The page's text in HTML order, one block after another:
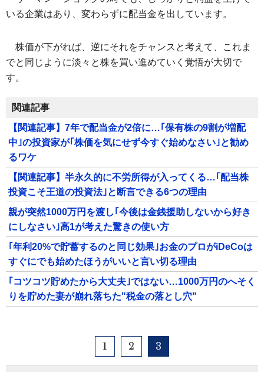
いる企業はあり、変わらずに配当金を出しています。
株価が下がれば、逆にそれをチャンスと考えて、これま
でと同じように淡々と株を買い進めていく覚悟が大切で
す。
関連記事
【関連記事】7年で配当金が2倍に…｢保有株の9割が増配
中｣の投資家が｢株価を気にせず今すぐ始めなさい｣と勧め
るワケ
【関連記事】半永久的に不労所得が入ってくる…｢配当株
投資こそ王道の投資法｣と断言できる6つの理由
親が突然1000万円を渡し｢今後は金銭援助しないから好き
にしなさい｣高1が考えた驚きの使い方
｢年利20%で貯蓄するのと同じ効果｣お金のプロがiDeCoは
すぐにでも始めたほうがいいと言い切る理由
｢コツコツ貯めたから大丈夫｣ではない…1000万円のへそく
りを貯めた妻が崩れ落ちた"税金の落とし穴"
1 2 3